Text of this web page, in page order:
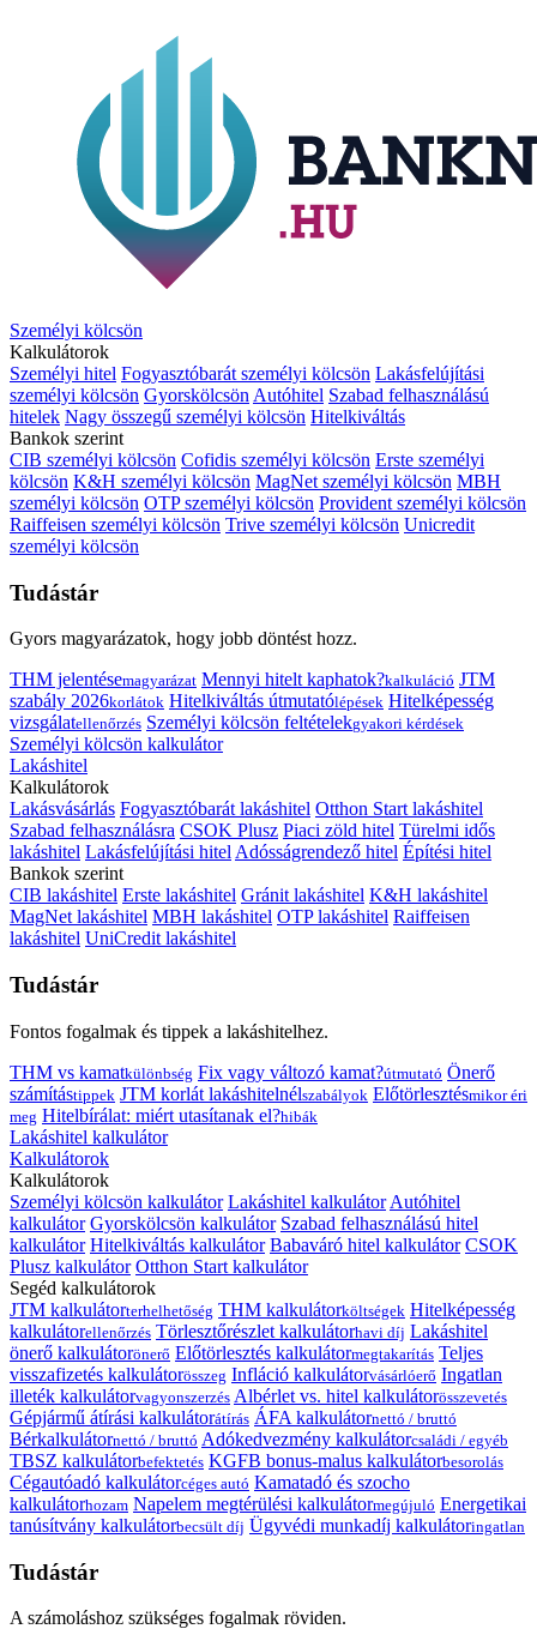
Személyi kölcsön
Kalkulátorok
Személyi hitel Fogyasztóbarát személyi kölcsön Lakásfelújítási
személyi kölcsön Gyorskölcsön Autóhitel Szabad felhasználású
hitelek Nagy összegű személyi kölcsön Hitelkiváltás
Bankok szerint
CIB személyi kölcsön Cofidis személyi kölcsön Erste személyi
kölcsön K&H személyi kölcsön MagNet személyi kölcsön MBH
személyi kölcsön OTP személyi kölcsön Provident személyi kölcsön
Raiffeisen személyi kölcsön Trive személyi kölcsön Unicredit
személyi kölcsön
Tudástár
Gyors magyarázatok, hogy jobb döntést hozz.
THM jelentésemagyarázat Mennyi hitelt kaphatok?kalkuláció JTM
szabály 2026korlátok Hitelkiváltás útmutatólépések Hitelképesség
vizsgálatellenőrzés Személyi kölcsön feltételekgyakori kérdések
Személyi kölcsön kalkulátor
Lakáshitel
Kalkulátorok
Lakásvásárlás Fogyasztóbarát lakáshitel Otthon Start lakáshitel
Szabad felhasználásra CSOK Plusz Piaci zöld hitel Türelmi idős
lakáshitel Lakásfelújítási hitelAdósságrendező hitel Építési hitel
Bankok szerint
CIB lakáshitel Erste lakáshitel Gránit lakáshitel K&H lakáshitel
MagNet lakáshitel MBH lakáshitel OTP lakáshitel Raiffeisen
lakáshitel UniCredit lakáshitel
Tudástár
Fontos fogalmak és tippek a lakáshitelhez.
THM vs kamatkülönbség Fix vagy változó kamat?útmutató Önerő
számítástippek JTM korlát lakáshitelnélszabályok Előtörlesztésmikor éri
meg Hitelbírálat: miért utasítanak el?hibák
Lakáshitel kalkulátor
Kalkulátorok
Kalkulátorok
Személyi kölcsön kalkulátor Lakáshitel kalkulátor Autóhitel
kalkulátor Gyorskölcsön kalkulátor Szabad felhasználású hitel
kalkulátor Hitelkiváltás kalkulátor Babaváró hitel kalkulátor CSOK
Plusz kalkulátor Otthon Start kalkulátor
Segéd kalkulátorok
JTM kalkulátorterhelhetőség THM kalkulátorköltségek Hitelképesség
kalkulátorellenőrzés Törlesztőrészlet kalkulátorhavi díj Lakáshitel
önerő kalkulátorönerő Előtörlesztés kalkulátormegtakarítás Teljes
visszafizetés kalkulátorösszeg Infláció kalkulátorvásárlóerő Ingatlan
illeték kalkulátorvagyonszerzés Albérlet vs. hitel kalkulátorösszevetés
Gépjármű átírási kalkulátorátírás ÁFA kalkulátornettó / bruttó
Bérkalkulátornettó / bruttó Adókedvezmény kalkulátorcsaládi / egyéb
TBSZ kalkulátorbefektetés KGFB bonus-malus kalkulátorbesorolás
Cégautóadó kalkulátorcéges autó Kamatadó és szocho
kalkulátorhozam Napelem megtérülési kalkulátormegújuló Energetikai
tanúsítvány kalkulátorbecsült díj Ügyvédi munkadíj kalkulátoringatlan
Tudástár
A számoláshoz szükséges fogalmak röviden.